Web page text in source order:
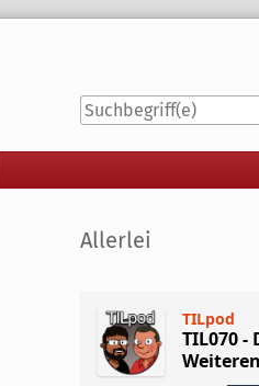
Seitenleiste
Allerlei